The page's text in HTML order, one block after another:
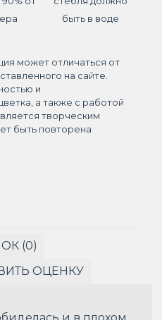
быть в воде
может отличаться от
на сайте.
и
а также с работой
творческим
быть повторена
(0)
ОЦЕНКУ